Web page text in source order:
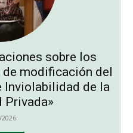
sobre los
de modificación del
Inviolabilidad de la
Privada»